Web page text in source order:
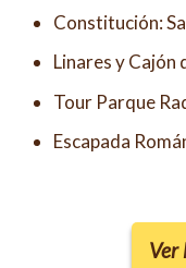
Constitución:
Linares y Cajón
Tour Parque
Escapada
Ver